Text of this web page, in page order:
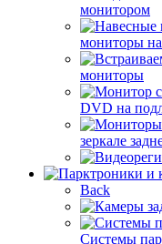
монитором
мониторы
мониторы
DVD на
зеркале
Back
Системы